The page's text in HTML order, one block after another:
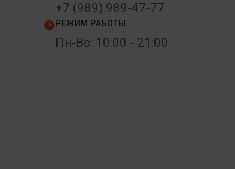
+7 (989) 989-47-77
РЕЖИМ РАБОТЫ
Пн-Вс: 10:00 - 21:00